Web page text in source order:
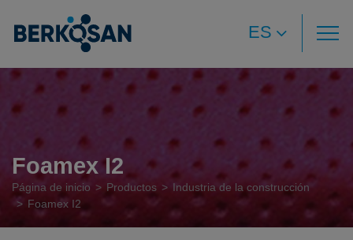
ES
Foamex I2
Página de inicio Productos
Industria de la construcción
Foamex I2